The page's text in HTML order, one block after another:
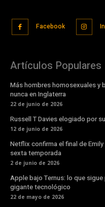
Facebook
Artículos Populares
Más hombres homosexuales y
nunca en Inglaterra
22 de junio de 2026
Russell T Davies elogiado por
12 de junio de 2026
Netflix confirma el final de
sexta temporada
2 de junio de 2026
Apple bajo Ternus: lo que
gigante tecnológico
22 de mayo de 2026